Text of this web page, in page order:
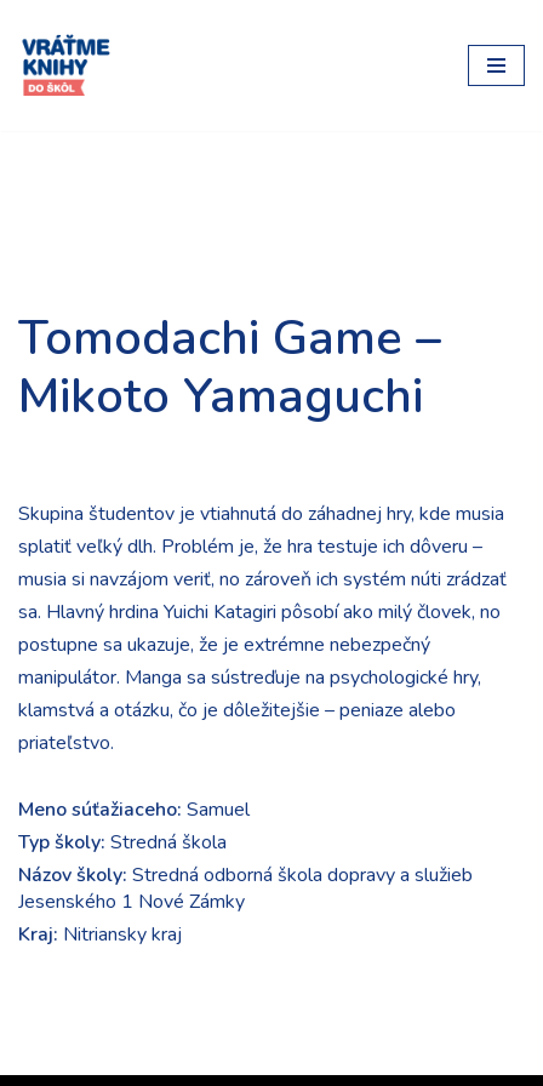
Preskočiť
na
Tomodachi Game –
Mikoto Yamaguchi
Skupina študentov je vtiahnutá do záhadnej hry, kde musia
splatiť veľký dlh. Problém je, že hra testuje ich dôveru –
musia si navzájom veriť, no zároveň ich systém núti zrádzať
sa. Hlavný hrdina Yuichi Katagiri pôsobí ako milý človek, no
postupne sa ukazuje, že je extrémne nebezpečný
manipulátor. Manga sa sústreďuje na psychologické hry,
klamstvá a otázku, čo je dôležitejšie – peniaze alebo
priateľstvo.
Meno súťažiaceho: Samuel
Typ školy: Stredná škola
Názov školy: Stredná odborná škola dopravy a služieb
Jesenského 1 Nové Zámky
Kraj: Nitriansky kraj